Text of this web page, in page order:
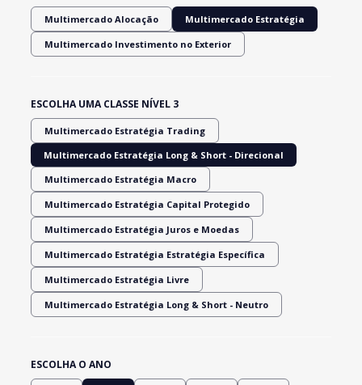
Multimercado Alocação Multimercado Estratégia
Multimercado Investimento no Exterior
ESCOLHA UMA CLASSE NÍVEL 3
Multimercado Estratégia Trading
Multimercado Estratégia Long & Short - Direcional
Multimercado Estratégia Macro
Multimercado Estratégia Capital Protegido
Multimercado Estratégia Juros e Moedas
Multimercado Estratégia Estratégia Específica
Multimercado Estratégia Livre
Multimercado Estratégia Long & Short - Neutro
ESCOLHA O ANO